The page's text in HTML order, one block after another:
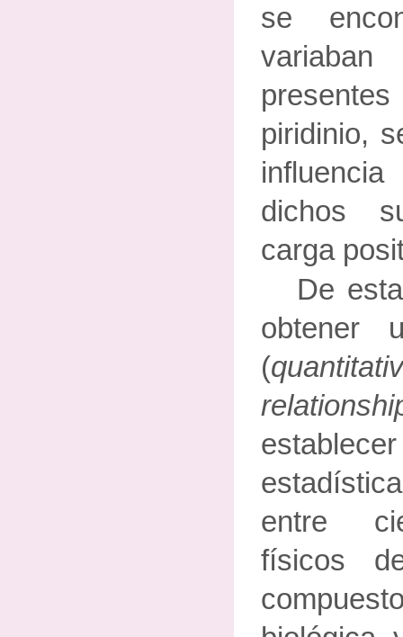
se
variaban
piridinio,
dichos
carga
De
obtener
(
entre
físicos